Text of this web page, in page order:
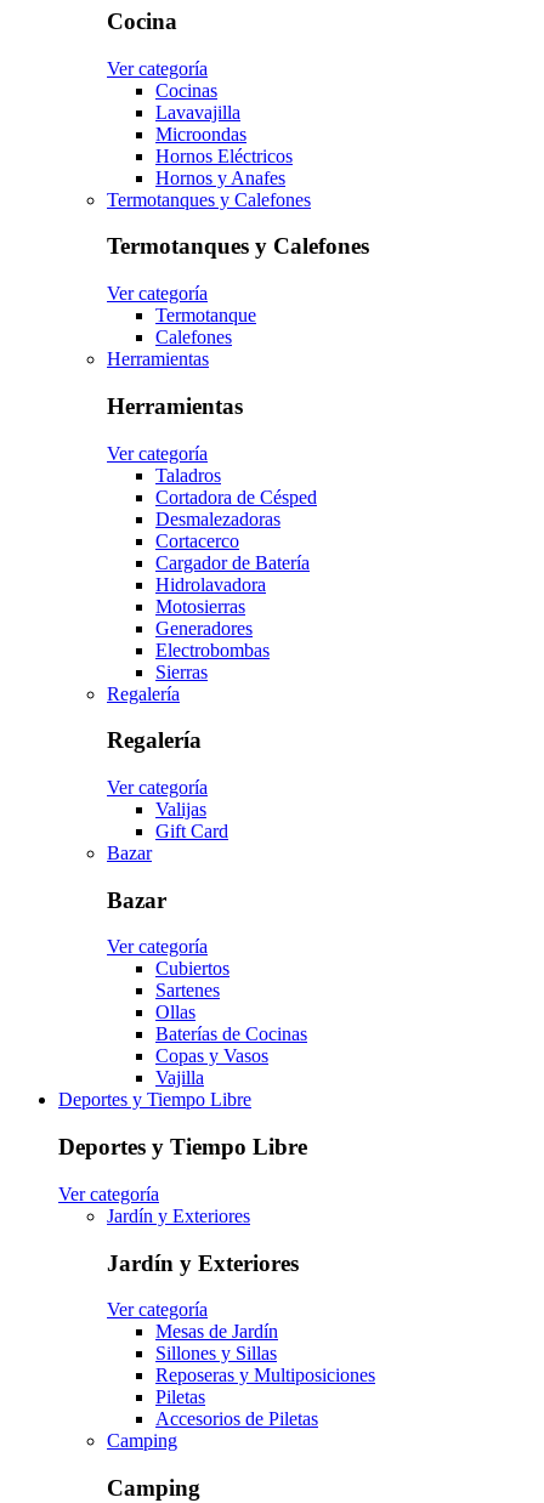
Cocina
Ver categoría
Cocinas
Lavavajilla
Microondas
Hornos Eléctricos
Hornos y Anafes
Termotanques y Calefones
Termotanques y Calefones
Ver categoría
Termotanque
Calefones
Herramientas
Herramientas
Ver categoría
Taladros
Cortadora de Césped
Desmalezadoras
Cortacerco
Cargador de Batería
Hidrolavadora
Motosierras
Generadores
Electrobombas
Sierras
Regalería
Regalería
Ver categoría
Valijas
Gift Card
Bazar
Bazar
Ver categoría
Cubiertos
Sartenes
Ollas
Baterías de Cocinas
Copas y Vasos
Vajilla
Deportes y Tiempo Libre
Deportes y Tiempo Libre
Ver categoría
Jardín y Exteriores
Jardín y Exteriores
Ver categoría
Mesas de Jardín
Sillones y Sillas
Reposeras y Multiposiciones
Piletas
Accesorios de Piletas
Camping
Camping